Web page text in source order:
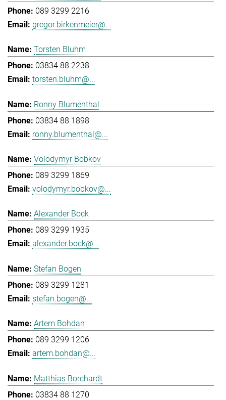
089 3299 2216
gregor.birkenmeier@...
Torsten Bluhm
03834 88 2238
torsten.bluhm@...
Ronny Blumenthal
03834 88 1898
ronny.blumenthal@...
Volodymyr Bobkov
089 3299 1869
volodymyr.bobkov@...
Alexander Bock
089 3299 1935
alexander.bock@...
Stefan Bogen
089 3299 1281
stefan.bogen@...
Artem Bohdan
089 3299 1206
artem.bohdan@...
Matthias Borchardt
03834 88 1270